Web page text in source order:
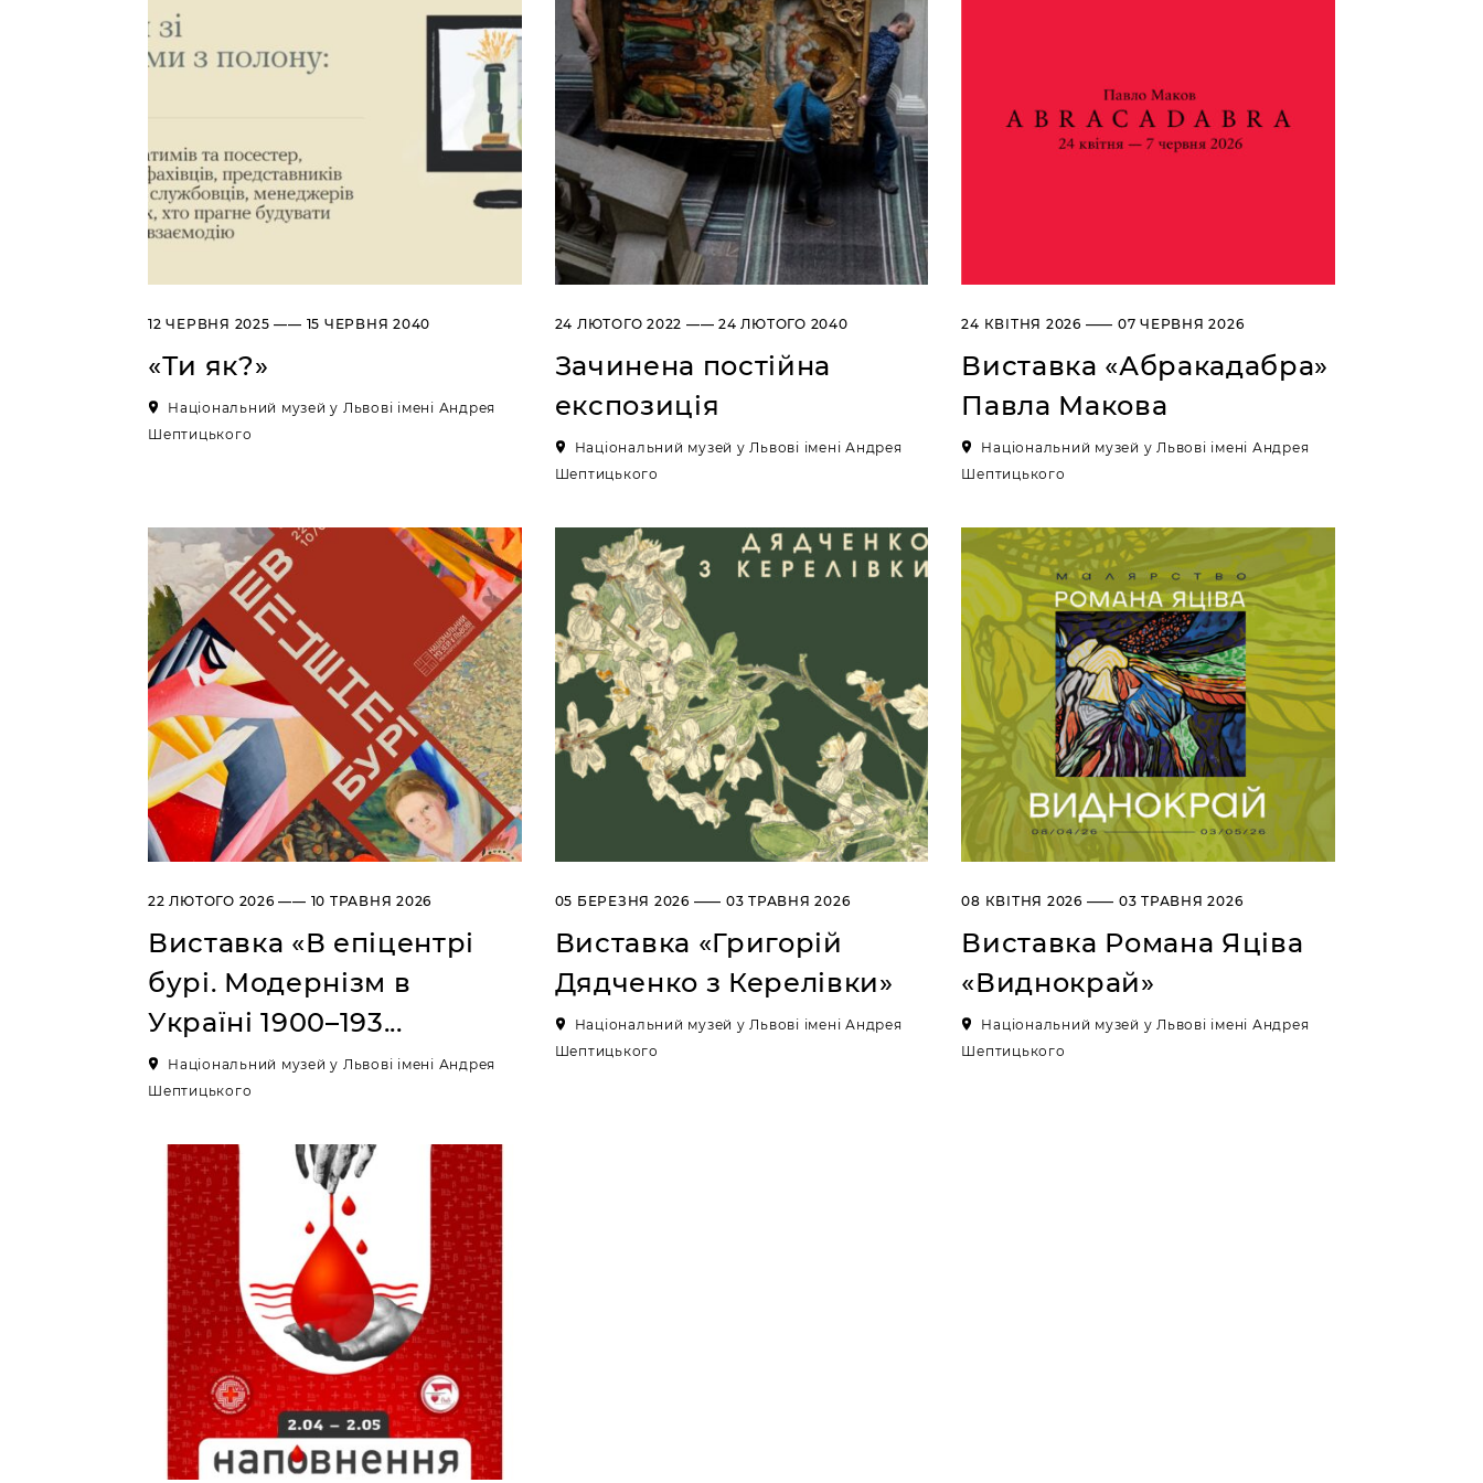
12 ЧЕРВНЯ 2025 —— 15 ЧЕРВНЯ 2040
«Ти як?»
Національний музей у Львові імені Андрея
Шептицького
24 ЛЮТОГО 2022 —— 24 ЛЮТОГО 2040
Зачинена постійна
експозиція
Національний музей у Львові імені Андрея
Шептицького
24 КВІТНЯ 2026 —— 07 ЧЕРВНЯ 2026
Виставка «Абракадабра»
Павла Макова
Національний музей у Львові імені Андрея
Шептицького
22 ЛЮТОГО 2026 —— 10 ТРАВНЯ 2026
Виставка «В епіцентрі
бурі. Модернізм в
Україні 1900–193...
Національний музей у Львові імені Андрея
Шептицького
05 БЕРЕЗНЯ 2026 —— 03 ТРАВНЯ 2026
Виставка «Григорій
Дядченко з Керелівки»
Національний музей у Львові імені Андрея
Шептицького
08 КВІТНЯ 2026 —— 03 ТРАВНЯ 2026
Виставка Романа Яціва
«Виднокрай»
Національний музей у Львові імені Андрея
Шептицького